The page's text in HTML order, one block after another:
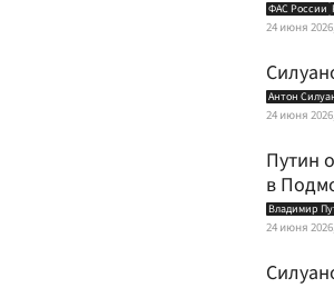
ФАС России
24 июня
Антон
24 июня
Путин
в
Владимир
24 июня